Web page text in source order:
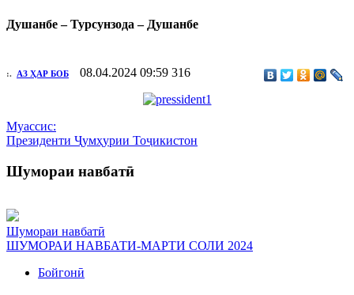
Душанбе – Турсунзода – Душанбе
:. АЗ ҲАР БОБ 08.04.2024 09:59 316
Муассис:
Президенти Ҷумҳурии Тоҷикистон
Шумораи навбатӣ
Шумораи навбатӣ
ШУМОРАИ НАВБАТИ-МАРТИ СОЛИ 2024
Бойгонӣ